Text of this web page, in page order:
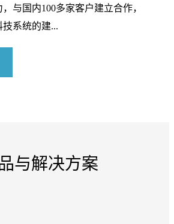
与国内100多家客户建立合作，
系统的建...
与解决方案